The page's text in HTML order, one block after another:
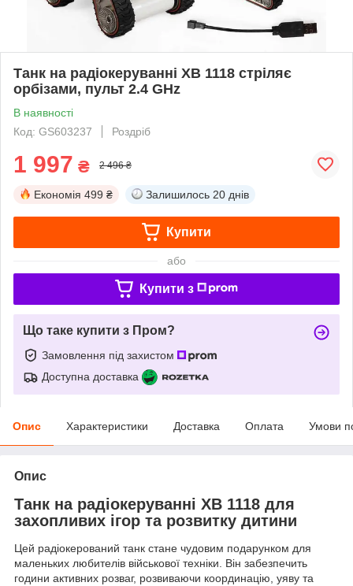
Танк на радіокеруванні XB 1118 стріляє
орбізами, пульт 2.4 GHz
В наявності
Код: GS603237
Роздріб
1 997 ₴ 2 496 ₴
Економія 499 ₴ Залишилось 20 днів
Купити
або
Купити з
Що таке купити з Пром?
Замовлення під захистом
Доступна доставка
Опис Характеристики Доставка Оплата Умови
Опис
Танк на радіокеруванні XB 1118 для
захопливих ігор та розвитку дитини
Цей радіокерований танк стане чудовим подарунком для
маленьких любителів військової техніки. Він забезпечить
години активних розваг, розвиваючи координацію, уяву та